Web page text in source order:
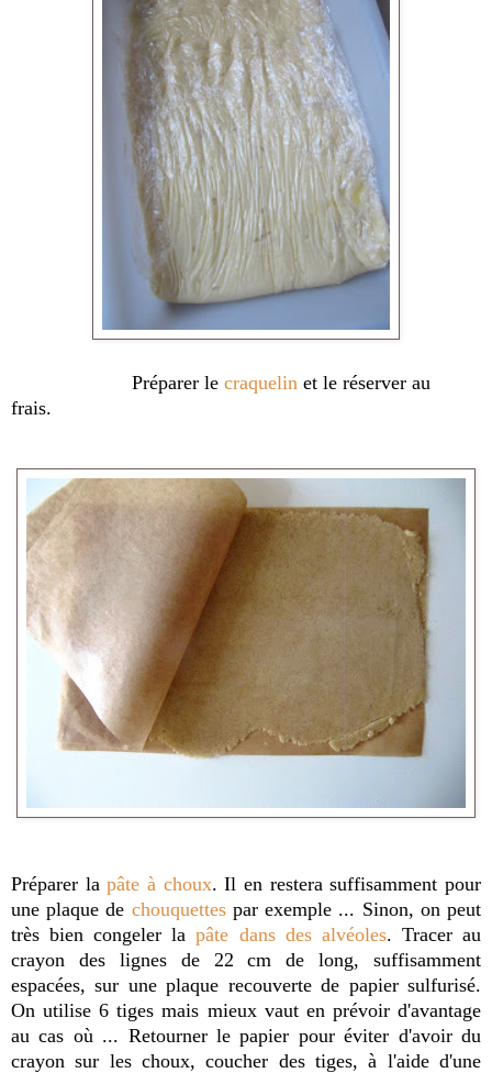
Préparer le craquelin et le réserver au
frais.
Préparer lapâte à choux. Il en restera suffisamment pour
une plaque de chouquettespar exemple ... Sinon, on peut
très bien congeler lapâte dans des alvéoles. Tracer au
crayon des lignes de 22 cm de long, suffisamment
espacées,sur une plaque recouverte de papier sulfurisé.
On utilise 6 tiges mais mieux vaut en prévoir d'avantage
au cas où ... Retourner le papier pour éviter d'avoir du
crayon sur les choux, coucher des tiges, à l'aide d'une